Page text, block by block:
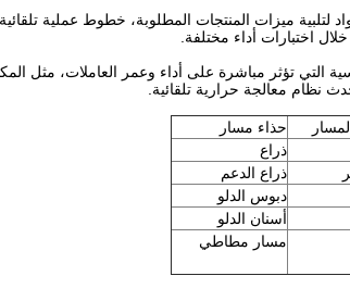
ميزات المنتجات المطلوبة، خطوط عملية
اختبارات أداء مختلفة.
التي تؤثر مباشرة على أداء وعمر العاملات، مثل
حذاء مسار
ذراع
ذراع الدعم
دبوس الدلو
أسنان الدلو
مسار مطاطي